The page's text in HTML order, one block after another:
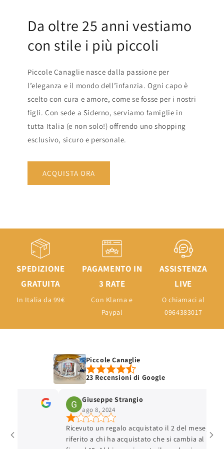
Da oltre 25 anni vestiamo
con stile i più piccoli
Piccole Canaglie nasce dalla passione per
l’eleganza e il mondo dell’infanzia. Ogni capo è
scelto con cura e amore, come se fosse per i nostri
figli. Con sede a Siderno, serviamo famiglie in
tutta Italia (e non solo!) offrendo uno shopping
esclusivo, sicuro e personale.
ACQUISTA ORA
SPEDIZIONE
GRATUITA
In Italia da 99€
PAGAMENTO IN
3 RATE
Con Klarna e
Paypal
ASSISTENZA
LIVE
O chiamaci al
0964383017
Piccole Canaglie
23 Recensioni di Google
Giuseppe Strangio
ago 8, 2024
Ricevuto un regalo acquistato il 2 del mese, hanno
riferito a chi ha acquistato che si cambia al